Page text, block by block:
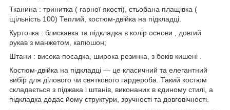
Тканина : тринитка ( гарної якості), стьобана плащівка (
щільність 100) Теплий, костюм-двійка на підкладці.
Курточка : блискавка та підкладка в колір основи , довгий
рукав з манжетом, капюшон;
Штани : висока посадка, широка резинка, з боків кишені .
Костюм-двійка на підкладці — це класичний та елегантний
вибір для ділового чи святкового гардероба. Такий костюм
складається з піджака і штанів, виконаних в єдиному стилі, а
підкладка додає йому структури, зручності та довговічності.